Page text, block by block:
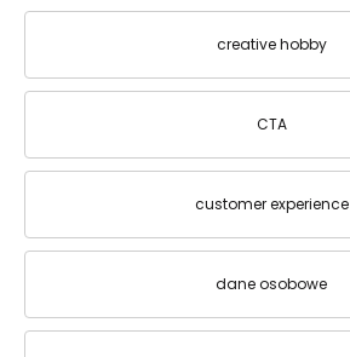
creative hobby
CTA
customer experience
dane osobowe